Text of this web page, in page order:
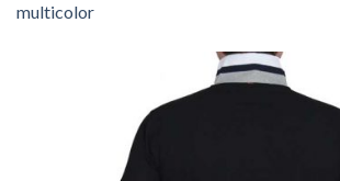
multicolor